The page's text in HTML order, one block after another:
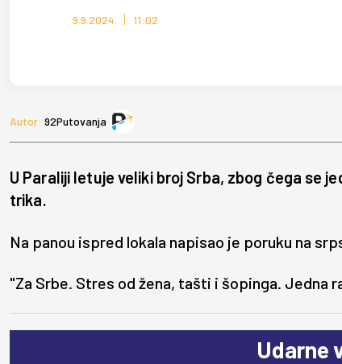
9.9.2024. 11:02
Autor: 92Putovanja
U Paraliji letuje veliki broj Srba, zbog čega se
trika.
Na panou ispred lokala napisao je poruku na
"Za Srbe. Stres od žena, tašti i šopinga. Jedna
Udarne